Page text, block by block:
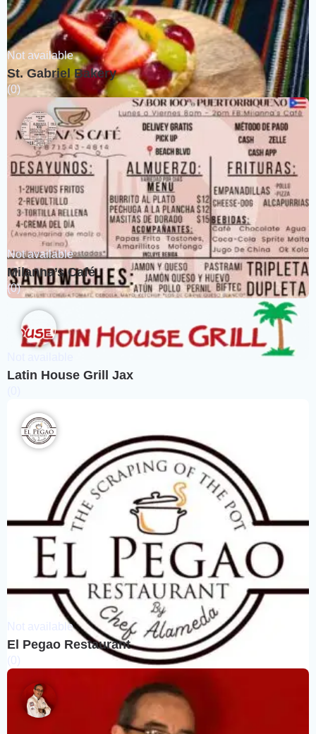
Not available
St. Gabriel Bakery
(0)
Not available
Milanna’s Café
(0)
Latin House Grill Jax
Not available
El Pegao Restaurant
(0)